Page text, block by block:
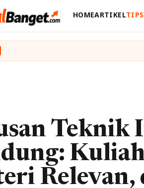
HOMEARTIKELTIPS
Teknik
Relevan,